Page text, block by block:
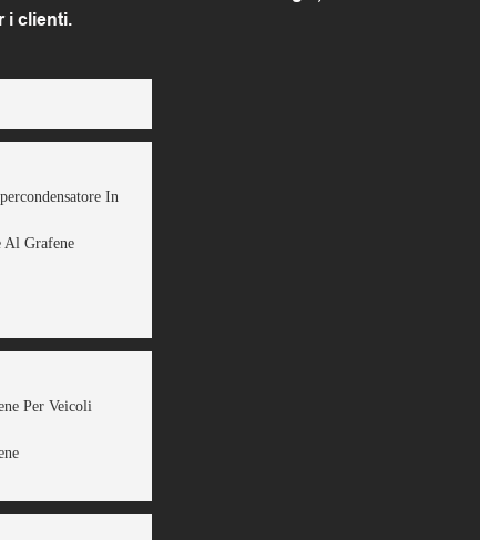
i clienti.
In
Al Grafene
Per Veicoli